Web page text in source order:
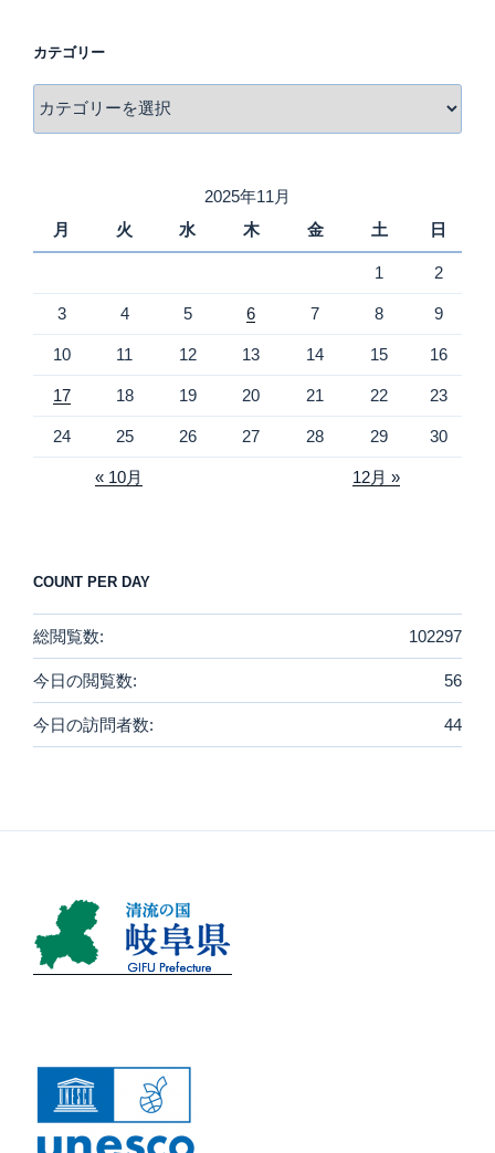
カテゴリー
テ
2025年11月
月
火 水 木 金 土 日
1 2
3 4 5 6 7 8 9
10 11 12 13 14 15 16
17 18 19 20 21 22 23
24 25 26 27 28 29 30
« 10月 12月 »
COUNT PER DAY
102297
総閲覧数:
56
今日の閲覧数:
44
今日の訪問者数: